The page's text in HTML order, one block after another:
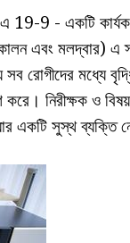
19-9 - একটি
এবং মলদ্বার) এ
রোগীদের মধ্যে
নিরীক্ষক ও
একটি সুস্থ ব্যক্তি